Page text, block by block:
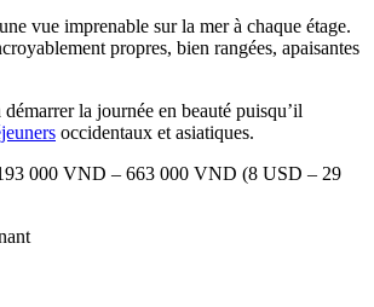
vue imprenable sur la mer à chaque étage.
propres, bien rangées, apaisantes
la journée en beauté puisqu’il
occidentaux et asiatiques.
000 VND – 663 000 VND (8 USD – 29